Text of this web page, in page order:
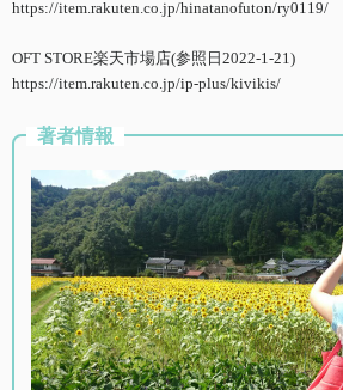
https://item.rakuten.co.jp/hinatanofuton/ry0119/
OFT STORE楽天市場店(参照日2022-1-21)
https://item.rakuten.co.jp/ip-plus/kivikis/
著者情報